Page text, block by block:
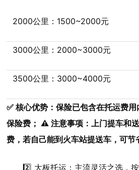
2000公里：1500~2000元
3000公里：2000~3000元
3500公里：3000~4000元
✅ 核心优势：保险已包含在托运费
保险费； ⚠️ 注意事项：上门提车和
费，若自己能到火车站提送车，可节
2️⃣ 大板托运：主流灵活之选，